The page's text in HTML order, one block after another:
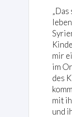
mir
im
des
mit
und